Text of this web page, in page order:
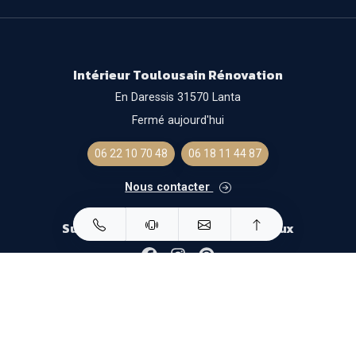
Intérieur Toulousain Rénovation
En Daressis 31570 Lanta
Fermé aujourd'hui
06 22 10 70 48 06 18 11 44 87
Nous contacter
Suivez-nous sur les réseaux sociaux
FacebookInstagramPinterest